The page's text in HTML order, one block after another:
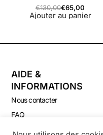
€130,00€65,00
Ajouter au panier
AIDE &
INFORMATIONS
Nous contacter
FAQ